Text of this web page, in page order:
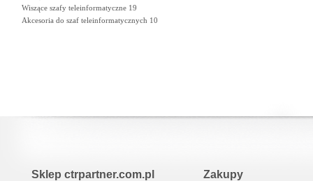
Wiszące szafy teleinformatyczne 19
Akcesoria do szaf teleinformatycznych 10
Sklep ctrpartner.com.pl Zakupy